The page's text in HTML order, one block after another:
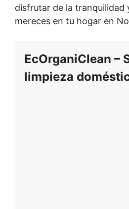
disfrutar de la tranquilidad
mereces en tu hogar en
EcOrganiClean –
limpieza